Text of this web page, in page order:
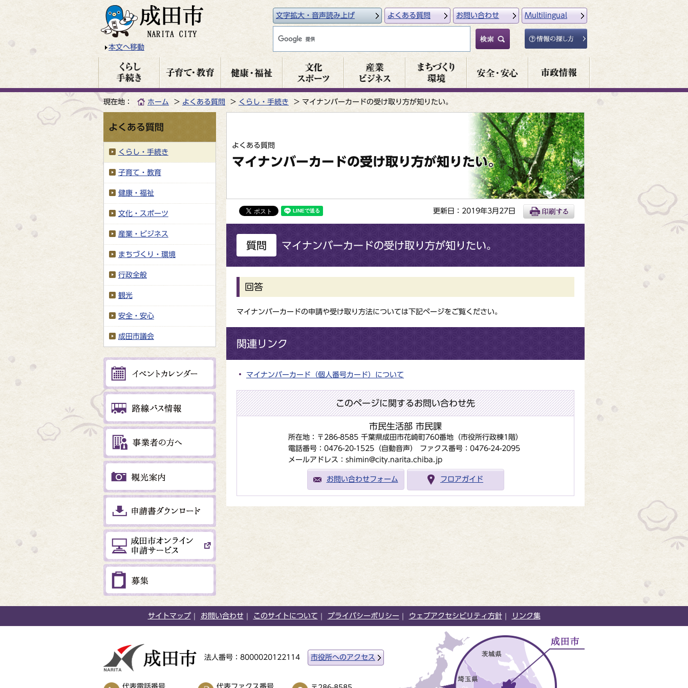
本文へ移動
文字拡大・音声読み上げ よくある質問 お問い合わせ Multilingual
現在地： ホーム よくある質問 くらし・手続き マイナンバーカードの受け取り方が知りたい。
よくある質問
マイナンバーカードの受け取り方が知りたい。
更新日：2019年3月27日
質問 マイナンバーカードの受け取り方が知りたい。
回答
マイナンバーカードの申請や受け取り方法については下記ページをご覧ください。
関連リンク
マイナンバーカード（個人番号カード）について
このページに関するお問い合わせ先
市民生活部 市民課
所在地：〒286-8585 千葉県成田市花崎町760番地（市役所行政棟1階）
電話番号：0476-20-1525（自動音声）
ファクス番号：0476-24-2095
メールアドレス：shimin@city.narita.chiba.jp
お問い合わせフォーム フロアガイド
よくある質問
くらし・手続き
子育て・教育
健康・福祉
文化・スポーツ
産業・ビジネス
まちづくり・環境
行政全般
観光
安全・安心
成田市議会
サイトマップ お問い合わせ このサイトについて プライバシーポリシー ウェブアクセシビリティ方針 リンク集
法人番号：8000020122114 市役所へのアクセス
代表電話番号 代表ファクス番号